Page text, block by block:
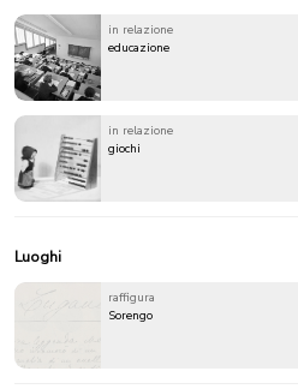
in relazione
educazione
in relazione
giochi
Luoghi
raffigura
Sorengo